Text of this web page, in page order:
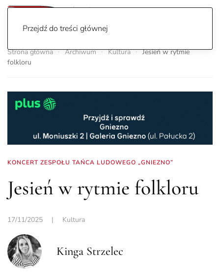
Przejdź do treści głównej
Strona główna Archiwum Kultura
Jesień w rytmie
folkloru
KONCERT ZESPOŁU TAŃCA LUDOWEGO „GNIEZNO”
Jesień w rytmie folkloru
17/11/2025 | Kultura
Kinga Strzelec